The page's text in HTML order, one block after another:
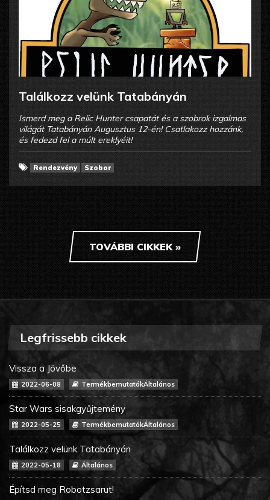
Találkozz velünk Tatabányán
Ismerd meg a Relic Hunter csapatát és a szobrok izgalmas
világát Tatabányán Augusztus 12-én! Csatlakozz hozzánk,
és fedezd fel a múlt ereklyéit!
Rendezvény Szobor
TOVÁBBI CIKKEK »
Legfrissebb cikkek
Vissza a Jövőbe
2022-06-08 TermékbemutatókÁltalános
Star Wars sisakgyűjtemény
2022-05-25 TermékbemutatókÁltalános
Találkozz velünk Tatabányán
2022-05-18 Általános
Építsd meg Robotzsarut!